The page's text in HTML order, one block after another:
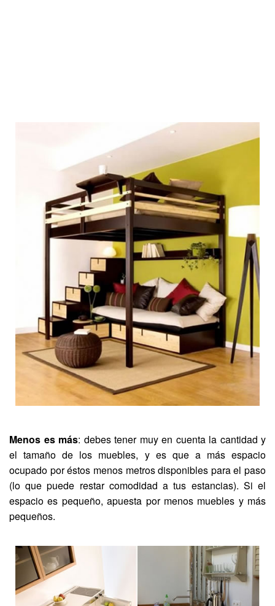
Menos es más: debes tener muy en cuenta la cantidad y
el tamaño de los muebles, y es que a más espacio
ocupado por éstos menos metros disponibles para el paso
(lo que puede restar comodidad a tus estancias). Si el
espacio es pequeño, apuesta por menos muebles y más
pequeños.